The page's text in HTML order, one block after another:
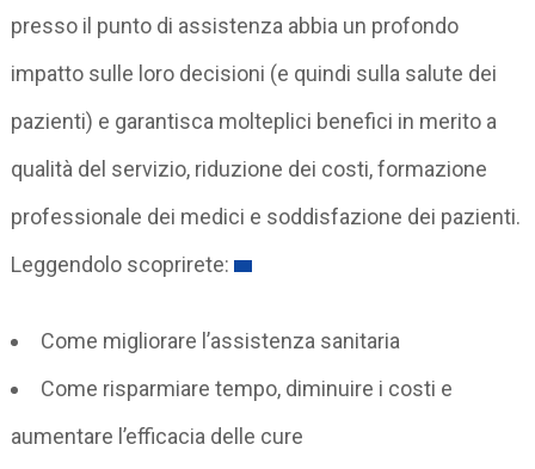
presso il punto di assistenza abbia un profondo
impatto sulle loro decisioni (e quindi sulla salute dei
pazienti) e garantisca molteplici benefici in merito a
qualità del servizio, riduzione dei costi, formazione
professionale dei medici e soddisfazione dei pazienti.
Leggendolo scoprirete:
Come migliorare l’assistenza sanitaria
Come risparmiare tempo, diminuire i costi e
aumentare l’efficacia delle cure